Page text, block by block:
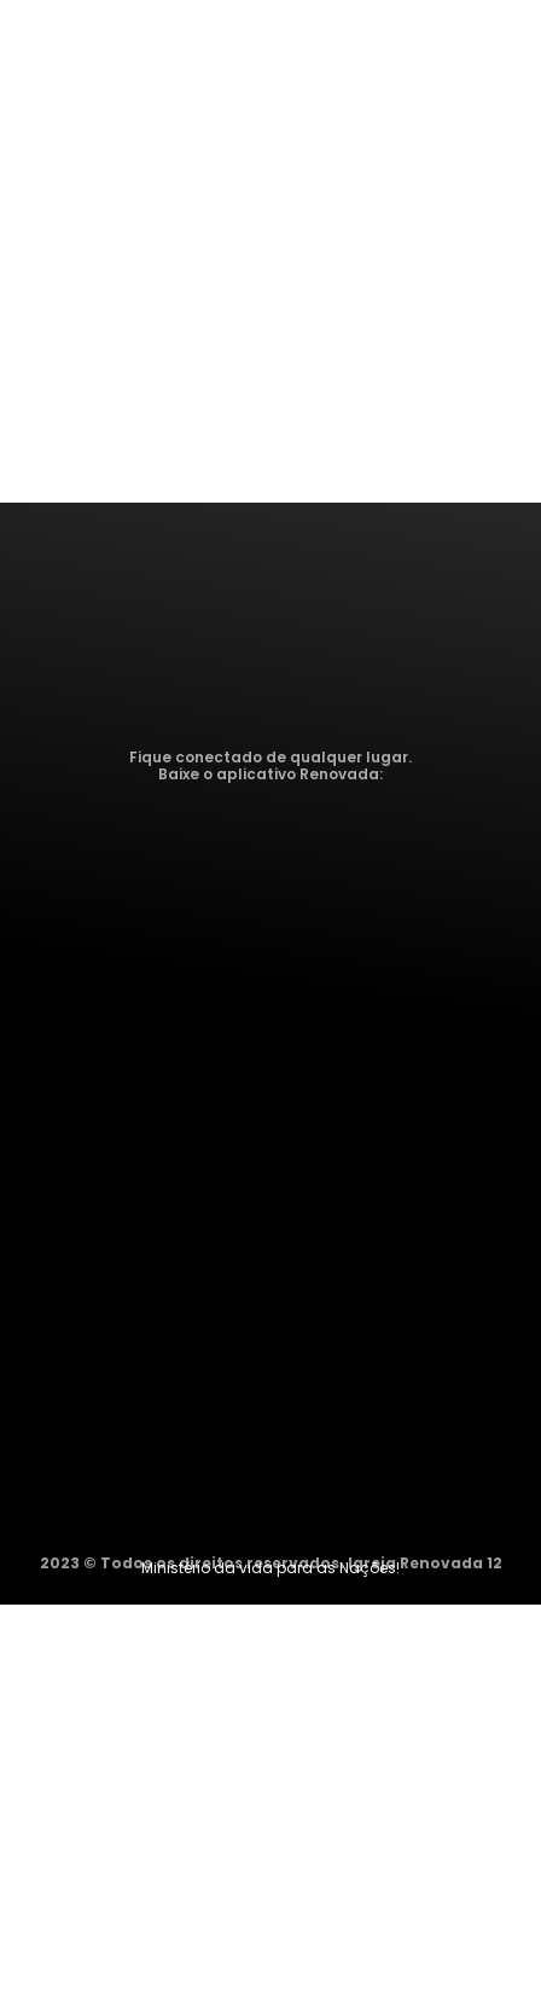
Fique conectado de qualquer lugar.
Baixe o aplicativo Renovada:
2023 © Todos os direitos reservados. Igreja Renovada 12
Ministério da vida para as Nações!